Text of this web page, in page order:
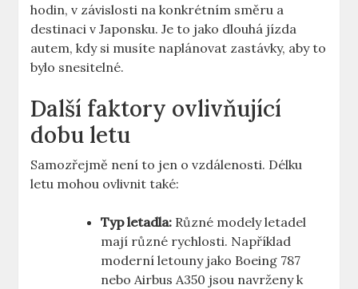
hodin, v závislosti na konkrétním směru a
destinaci v Japonsku. Je to jako dlouhá jízda
autem, kdy si musíte naplánovat zastávky, aby to
bylo snesitelné.
Další faktory ovlivňující
dobu letu
Samozřejmě není to jen o vzdálenosti. Délku
letu mohou ovlivnit také:
Typ letadla: Různé modely letadel
mají různé rychlosti. Například
moderní letouny jako Boeing 787
nebo Airbus A350 jsou navrženy k